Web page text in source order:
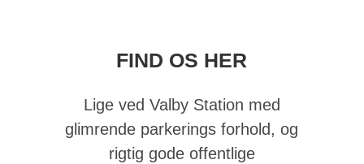
FIND OS HER
Lige ved Valby Station med
glimrende parkerings forhold, og
rigtig gode offentlige